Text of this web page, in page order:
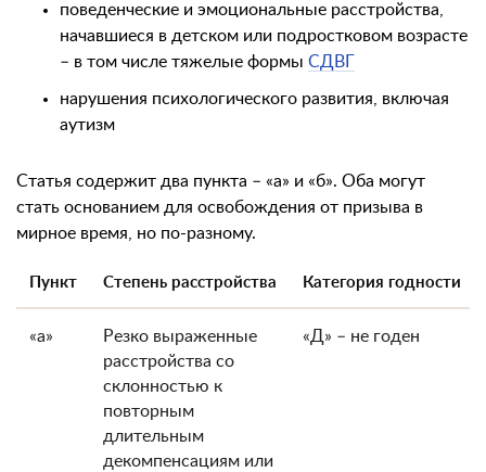
поведенческие и эмоциональные расстройства,
начавшиеся в детском или подростковом возрасте
– в том числе тяжелые формы СДВГ
нарушения психологического развития, включая
аутизм
Статья содержит два пункта – «а» и «б». Оба могут
стать основанием для освобождения от призыва в
мирное время, но по-разному.
Пункт Степень расстройства Категория годности
«а»
Резко выраженные
расстройства со
склонностью к
повторным
длительным
декомпенсациям или
«Д» – не годен